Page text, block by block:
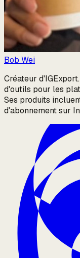
Bob Wei
Créateur
d'outils pour les
Ses produits
d'abonnement sur